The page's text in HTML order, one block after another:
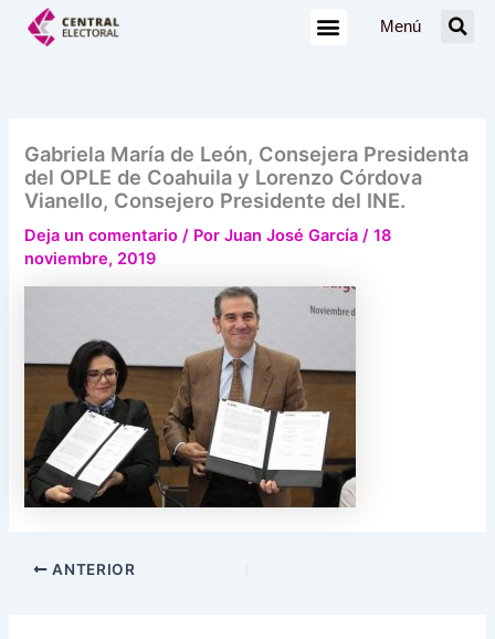
Menú
Gabriela María de León, Consejera Presidenta
del OPLE de Coahuila y Lorenzo Córdova
Vianello, Consejero Presidente del INE.
Deja un comentario / PorJuan José García/18
noviembre, 2019
ANTERIOR